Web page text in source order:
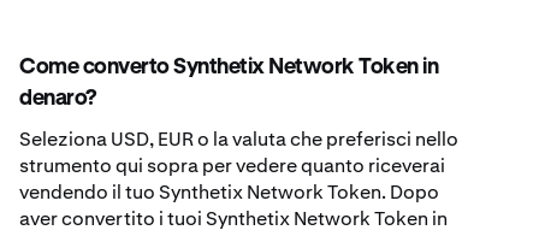
Come converto Synthetix Network Token in
denaro?
Seleziona USD, EUR o la valuta che preferisci nello
strumento qui sopra per vedere quanto riceverai
vendendo il tuo Synthetix Network Token. Dopo
aver convertito i tuoi Synthetix Network Token in